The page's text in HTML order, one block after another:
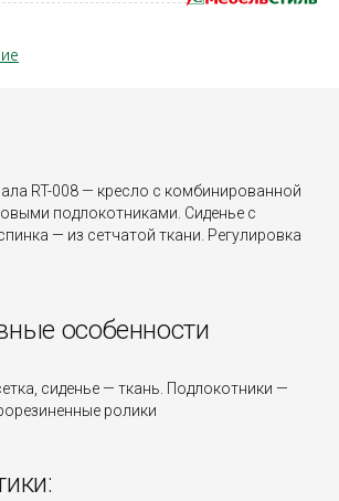
RT-008 — кресло с комбинированной
подлокотниками. Сиденье с
— из сетчатой ткани. Регулировка
особенности
сиденье — ткань. Подлокотники —
ролики